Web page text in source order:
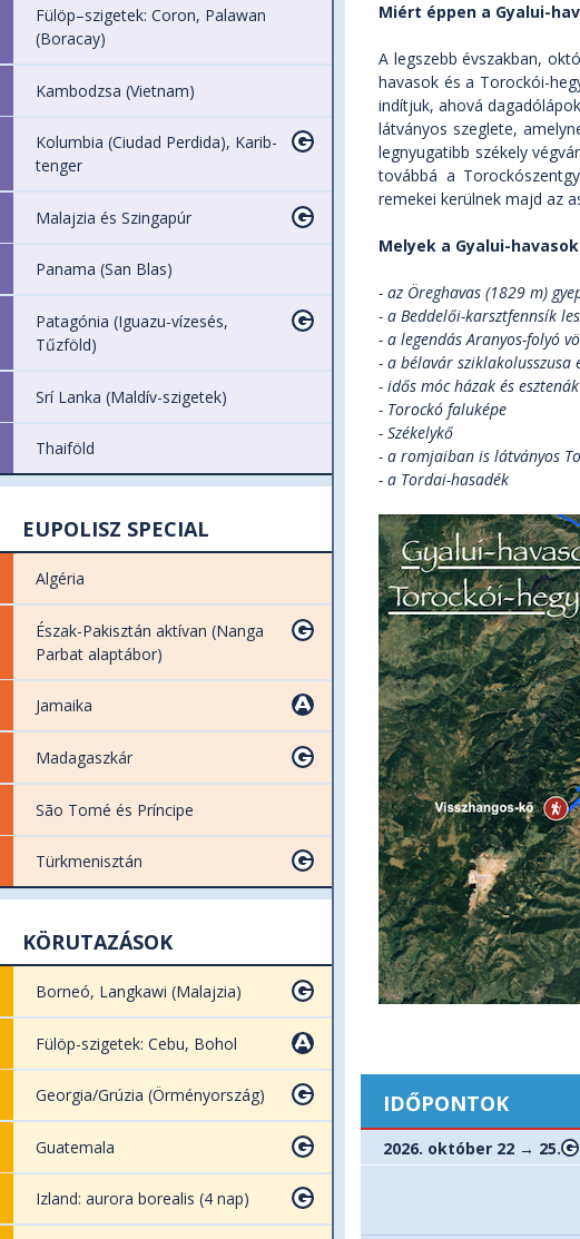
Fülöp–szigetek: Coron, Palawan
(Boracay)
Kambodzsa (Vietnam)
Kolumbia (Ciudad Perdida), Karib-
tenger
Malajzia és Szingapúr
Panama (San Blas)
Patagónia (Iguazu-vízesés,
Tűzföld)
Srí Lanka (Maldív-szigetek)
Thaiföld
EUPOLISZ SPECIAL
Algéria
Észak-Pakisztán aktívan (Nanga
Parbat alaptábor)
Jamaika
Madagaszkár
São Tomé és Príncipe
Türkmenisztán
KÖRUTAZÁSOK
Borneó, Langkawi (Malajzia)
Fülöp-szigetek: Cebu, Bohol
Georgia/Grúzia (Örményország)
Guatemala
Izland: aurora borealis (4 nap)
Miért éppen a Gyalui-
A legszebb évszakban,
havasok és a Torockói-
indítjuk, ahová
látványos szeglete,
legnyugatibb székely
továbbá a
remekei kerülnek majd az
Melyek a Gyalui-
- az Öreghavas (1829 m)
- a Beddelői-karsztfennsík
- a legendás Aranyos-folyó
- a bélavár sziklakolusszusa
- idős móc házak és esztenák
- Torockó faluképe
- Székelykő
- a romjaiban is látványos
- a Tordai-hasadék
IDŐPONTOK
2026. október 22 → 25.